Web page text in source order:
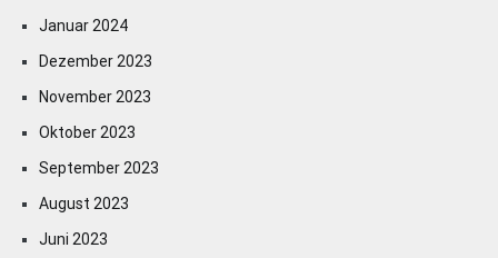
Januar 2024
Dezember 2023
November 2023
Oktober 2023
September 2023
August 2023
Juni 2023